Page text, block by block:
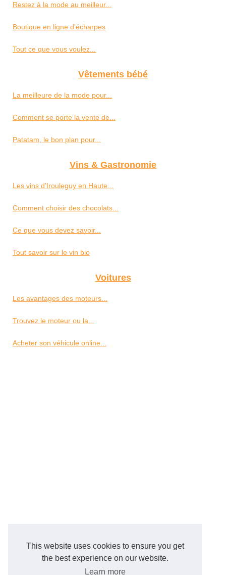
This website uses cookies to ensure you get
the best experience on our website.
Learn more
Restez à la mode au meilleur...
Boutique en ligne d'écharpes
Tout ce que vous voulez...
Vêtements bébé
La meilleure de la mode pour...
Comment se porte la vente de...
Patatam, le bon plan pour...
Vins & Gastronomie
Les vins d'Irouleguy en Haute...
Comment choisir des chocolats...
Ce que vous devez savoir...
Tout savoir sur le vin bio
Voitures
Les avantages des moteurs...
Trouvez le moteur ou la...
Acheter son véhicule online...